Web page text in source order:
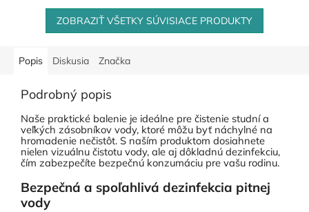
tak, aby zabezpečil nielen...
ZOBRAZIŤ VŠETKY SÚVISIACE PRODUKTY
Popis Diskusia Značka
Podrobný popis
Naše praktické balenie je ideálne pre čistenie studní a
veľkých zásobníkov vody, ktoré môžu byť náchylné na
hromadenie nečistôt. S naším produktom dosiahnete
nielen vizuálnu čistotu vody, ale aj dôkladnú dezinfekciu,
čím zabezpečíte bezpečnú konzumáciu pre vašu rodinu.
Bezpečná a spoľahlivá dezinfekcia pitnej
vody